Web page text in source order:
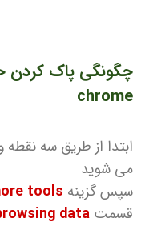
chrome
ابتدا از طریق سه نقطه
می شوید
سپس گزینه tools
قسمت data